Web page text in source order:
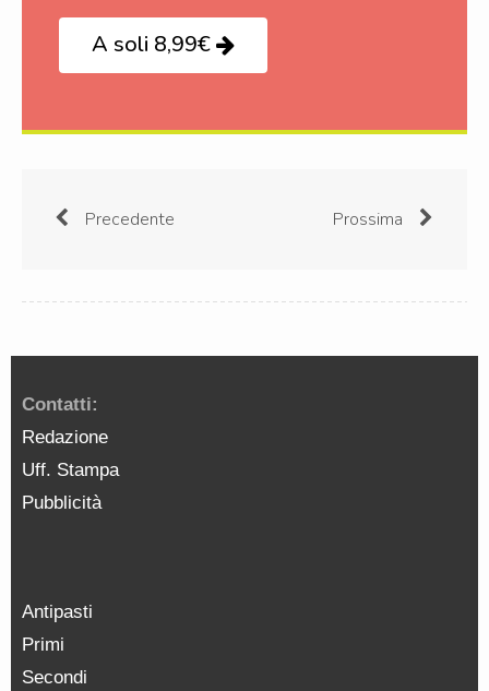
A soli 8,99€
Precedente Prossima
Contatti:
Redazione
Uff. Stampa
Pubblicità
Antipasti
Primi
Secondi